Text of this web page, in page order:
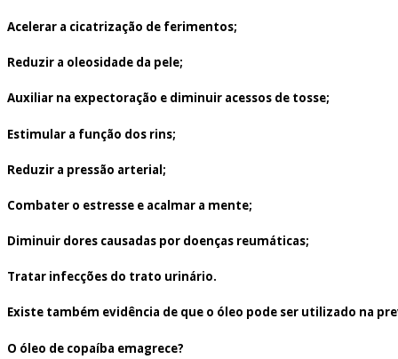
Acelerar a cicatrização de ferimentos;
Reduzir a oleosidade da pele;
Auxiliar na expectoração e diminuir acessos de tosse;
Estimular a função dos rins;
Reduzir a pressão arterial;
Combater o estresse e acalmar a mente;
Diminuir dores causadas por doenças reumáticas;
Tratar infecções do trato urinário.
Existe também evidência de que o óleo pode ser utilizado na
O óleo de copaíba emagrece?